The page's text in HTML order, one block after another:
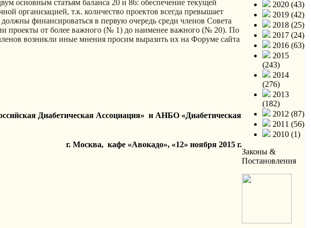
основным статьям баланса 20 и 86: обеспечение текущей
организацией, т.к. количество проектов всегда превышает
финансироваться в первую очередь среди членов Совета
проекты от более важного (№ 1) до наименее важного (№ 20). По
возникли иные мнения просим выразить их на Форуме сайта
Диабетическая Ассоциация»  и АНБО «Диабетическая
г. Москва,  кафе «Авокадо», «12» ноября 2015 г.
2020 (43)
2019 (42)
2018 (25)
2017 (24)
2016 (63)
2015
(243)
2014
(276)
2013
(182)
2012 (87)
2011 (56)
2010 (1)
Законы &
Постановления